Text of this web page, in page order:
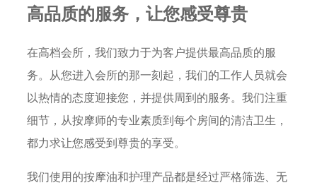
高品质的服务，让您感受尊贵
在高档会所，我们致力于为客户提供最高品质的服
务。从您进入会所的那一刻起，我们的工作人员就会
以热情的态度迎接您，并提供周到的服务。我们注重
细节，从按摩师的专业素质到每个房间的清洁卫生，
都力求让您感受到尊贵的享受。
我们使用的按摩油和护理产品都是经过严格筛选、无